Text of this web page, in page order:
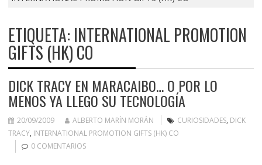
ETIQUETA: INTERNATIONAL PROMOTION
GIFTS (HK) CO
DICK TRACY EN MARACAIBO… O POR LO
MENOS YA LLEGO SU TECNOLOGÍA
20/09/2009 ALBERTO MARÍN MORÁN CURIOSIDADES, DICK
TRACY, INTERNATIONAL PROMOTION GIFTS (HK) CO
0 COMENTARIOS